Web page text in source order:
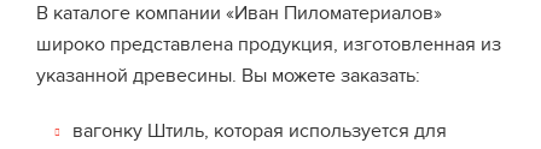
В каталоге компании «Иван Пиломатериалов»
широко представлена продукция, изготовленная из
указанной древесины. Вы можете заказать:
вагонку Штиль, которая используется для